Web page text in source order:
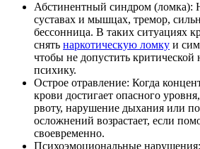
Абстинентный синдром (ломка):
суставах и мышцах, тремор,
бессонница. В таких ситуациях
снять наркотическую ломку и
чтобы не допустить критической
психику.
Острое отравление: Когда
крови достигает опасного
рвоту, нарушение дыхания или
осложнений возрастает, если
своевременно.
Психоэмоциональные